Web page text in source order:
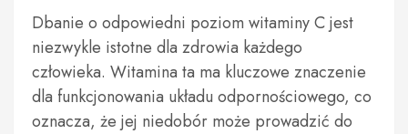
Dbanie o odpowiedni poziom witaminy C jest
niezwykle istotne dla zdrowia każdego
człowieka. Witamina ta ma kluczowe znaczenie
dla funkcjonowania układu odpornościowego, co
oznacza, że jej niedobór może prowadzić do